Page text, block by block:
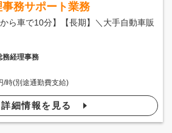
事務サポート業務
ら車で10分】【長期】＼大手自動車販
務経理事務
/時(別途通勤費支給)
詳細情報を見る